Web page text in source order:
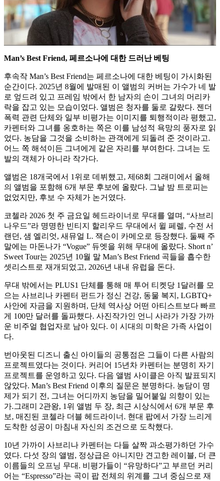
Man’s Best Friend, 페르소나에 대한 드러난 베팅
후속작 Man’s Best Friend는 페르소나에 대한 베팅이 가시화된
순간이다. 2025년 8월에 발매된 이 앨범의 커버는 가수가 네 발
로 엎드려 있고 프레임 밖에서 한 남자의 손이 그녀의 머리카
락을 잡고 있는 모습이었다. 앨범은 청자를 둘로 갈랐다. 젠더
폭력 관련 단체와 일부 비평가는 이미지를 퇴행적이라 평했고,
카펜터와 그녀를 옹호하는 쪽은 이를 남성적 욕망의 풍자로 읽
었다. 농담을 그것을 소비하는 관객에게 되돌려 준 것이라고.
어느 쪽 해석이든 그녀에게 같은 자리를 부여한다. 그녀는 도
발의 객체가 아니라 작가다.
앨범은 18개국에서 1위로 데뷔했고, 제68회 그래미에서 올해
의 앨범을 포함해 6개 부문 후보에 올랐다. 그날 밤 트로피는
없었지만, 후보 수 자체가 논거였다.
코첼라 2026 첫 주 금요일 헤드라이너로 무대를 열며, “사브리
나우드”라 명명한 빈티지 할리우드 무대에서 윌 페렐, 수전 서
랜던, 샘 엘리엇, 새뮤얼 L. 잭슨이 카메오로 등장했다. 둘째 주
말에는 마돈나가 “Vogue” 듀엣을 위해 무대에 올랐다. Short n’
Sweet Tour는 2025년 10월 말 Man’s Best Friend 곡들을 흡수한
셋리스트로 재개되었고, 2026년 내내 유럽을 돈다.
무대 밖에서는 PLUS1 단체를 통해 매 투어 티켓당 1달러를 모
으는 사브리나 카펜터 펀드가 정신 건강, 동물 복지, LGBTQ+
사안에 자금을 지원하며, 단체 역사상 어떤 아티스트보다 빠르
게 100만 달러를 돌파했다. 사진작가인 언니 사라가 가장 가까
운 비주얼 협업자로 남아 있다. 이 시대의 미학은 가족 사업이
다.
번아웃된 디즈니 출신 아이들의 공통점은 그들이 다른 사람의
프로젝트였다는 것이다. 커리어 15년차 카펜터는 분명히 자기
프로젝트를 운영하고 있다. 다음 앨범 사이클은 아직 발표되지
않았다. Man’s Best Friend 이후의 질문은 분명하다. 농담이 명
제가 되기 전, 그녀는 어디까지 농담을 밀어붙일 의향이 있는
가.그래미 2관왕, 1위 앨범 두 장, 최근 시상식에서 6개 부문 후
보, 매진된 코첼라 더블 헤드라이너. 현대 팝에서 가장 느리게
도착한 성공이 마침내 자신의 조건으로 도착했다.
10년 가까이 사브리나 카펜터는 다들 살짝 과소평가하던 가수
였다. 다섯 장의 앨범, 정상급은 아니지만 견고한 레이블, 더 큰
이름들의 오프닝 무대. 비평가들이 “유망하다”고 부르던 커리
어는 “Espresso”라는 곡이 팝 전체의 위계를 그녀 중심으로 재